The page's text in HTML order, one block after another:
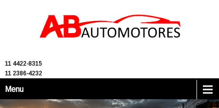
11 4422-8315
11 2386-4232
Menu